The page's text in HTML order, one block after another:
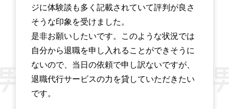
ジに体験談も多く記載されていて評判が良さ
そうな印象を受けました。
是非お願いしたいです。このような状況では
自分から退職を申し入れることができそうに
ないので、当日の依頼で申し訳ないですが、
退職代行サービスの力を貸していただきたい
です。